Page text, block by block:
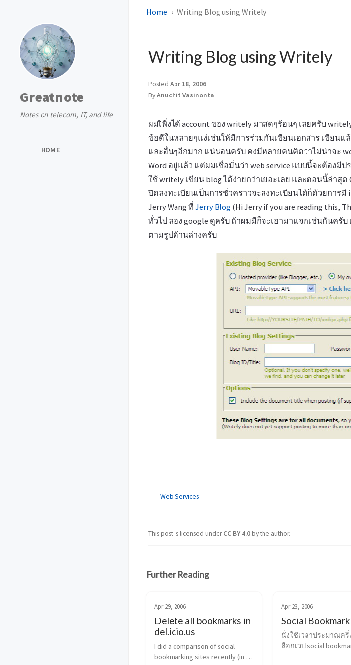
Greatnote
Notes on telecom, IT, and life
HOME
Home Writing Blog using Writely
Writing Blog using Writely
Posted Apr 18, 2006
ByAnuchit Vasinonta
ผมเิพิ่งได้ account ของ writely มาสดๆร้อนๆ เลยครับ
ข้อดีในหลายๆแง่เช่นให้มีการร่วมกันเขียนเอกสาร เขียนแ
และอื่นๆอีกมาก แน่นอนครับ คงมีหลายคนคิดว่าไม่น่าจะ
Word อยู่แล้ว แต่ผมเชื่อมั่นว่า web service แบบนี้จะต้อง
ใช้ writely เขียน blog ได้ง่ายกว่าเยอะเลย และตอนนี้ล่าสุด
ปิดลงทะเบียนเป็นการชั่วคราวจะลงทะเบียนได้ก็ด้วยการมี
Jerry Wang ที่ Jerry Blog (Hi Jerry if you are reading this,
ทั่วไป ลอง google ดูครับ ถ้าผมมีก็จะเอามาแจกเช่นกันครับ
ตามรูปด้านล่างครับ
Web Services
This post is licensed underCC BY 4.0by the author.
Further Reading
Apr 29, 2006
Delete all bookmarks in
del.icio.us
I did a comparison of social
bookmarking sites recently (in
Apr 23, 2006
Social
นั่งใช้เวลาประมาณครึ่
ลือกเวป social